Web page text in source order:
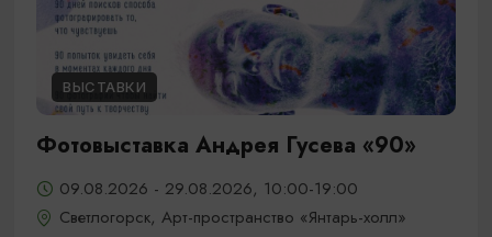
ВЫСТАВКИ
Фотовыставка Андрея Гусева «90»
09.08.2026 - 29.08.2026, 10:00-19:00
Светлогорск, Арт-пространство «Янтарь-холл»